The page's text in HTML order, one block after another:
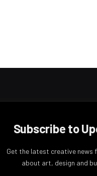
සිසුවියන්
MAY 21, 2023
යළි විවෘත